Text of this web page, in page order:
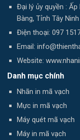
Đại lý ủy quyền :
Bàng, Tỉnh Tây Ninh
Điện thoại: 097
Email:
Website:
Danh mục chính
Nhãn in mã vạch
Mực in mã vạch
Máy quét mã vạch
Máy in mã vạch